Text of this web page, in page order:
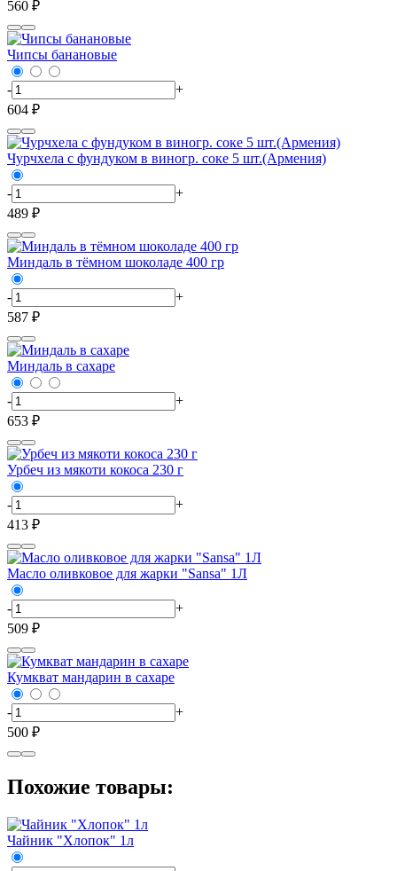
560 ₽
Чипсы банановые
-
+
604 ₽
Чурчхела с фундуком в виногр. соке 5 шт.(Армения)
-
+
489 ₽
Миндаль в тёмном шоколаде 400 гр
-
+
587 ₽
Миндаль в сахаре
-
+
653 ₽
Урбеч из мякоти кокоса 230 г
-
+
413 ₽
Масло оливковое для жарки "Sansa" 1Л
-
+
509 ₽
Кумкват мандарин в сахаре
-
+
500 ₽
Похожие товары:
Чайник "Хлопок" 1л